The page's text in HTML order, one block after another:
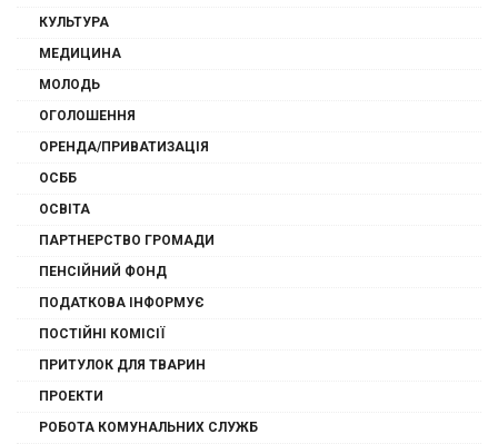
КУЛЬТУРА
МЕДИЦИНА
МОЛОДЬ
ОГОЛОШЕННЯ
ОРЕНДА/ПРИВАТИЗАЦІЯ
ОСББ
ОСВІТА
ПАРТНЕРСТВО ГРОМАДИ
ПЕНСІЙНИЙ ФОНД
ПОДАТКОВА ІНФОРМУЄ
ПОСТІЙНІ КОМІСІЇ
ПРИТУЛОК ДЛЯ ТВАРИН
ПРОЕКТИ
РОБОТА КОМУНАЛЬНИХ СЛУЖБ